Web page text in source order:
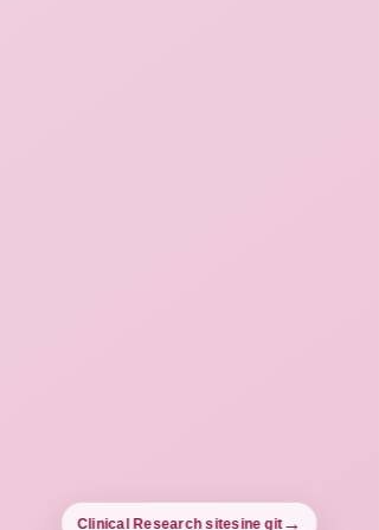
Clinical Research sitesine git